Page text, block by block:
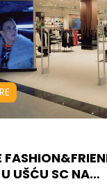
UŠĆU SC NA…